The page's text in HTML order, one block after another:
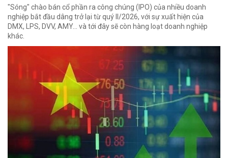
"Sóng" chào bán cổ phần ra công chúng (IPO) của nhiều doanh
nghiệp bắt đầu dâng trở lại từ quý II/2026, với sự xuất hiện của
DMX, LPS, DVV, AMY... và tới đây sẽ còn hàng loạt doanh nghiệp
khác.